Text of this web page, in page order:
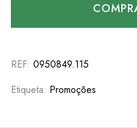
REF: 0950849.115
Etiqueta: Promoções